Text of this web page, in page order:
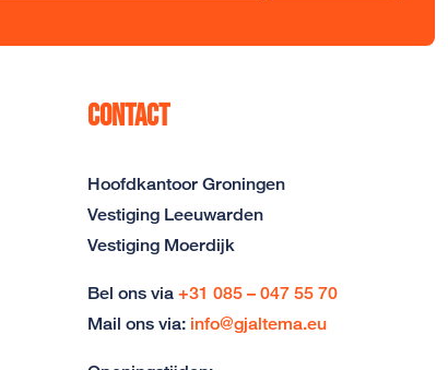
Contact
Hoofdkantoor Groningen
Vestiging Leeuwarden
Vestiging Moerdijk
Bel ons via +31 085 – 047 55 70
Mail ons via: info@gjaltema.eu